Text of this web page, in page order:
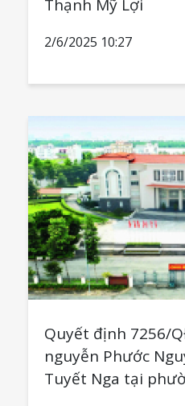
Thạnh Mỹ Lợi
2/6/2025 10:27
Quyết định 7256/
nguyễn Phước
Tuyết Nga tại